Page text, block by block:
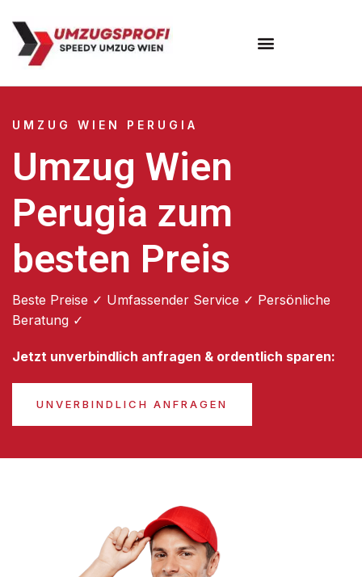
UMZUG WIEN PERUGIA
Umzug Wien
Perugia zum
besten Preis
Beste Preise ✓ Umfassender Service ✓ Persönliche
Beratung ✓
Jetzt unverbindlich anfragen & ordentlich sparen:
UNVERBINDLICH ANFRAGEN